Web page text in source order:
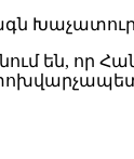
են, որ